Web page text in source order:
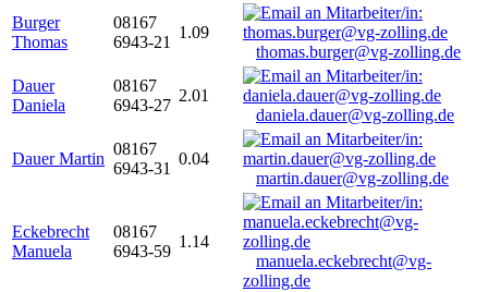
Burger
Thomas
08167
6943-21
1.09
thomas.burger@vg-zolling.de
Dauer
Daniela
08167
6943-27
2.01
daniela.dauer@vg-zolling.de
Dauer Martin
08167
6943-31
0.04
martin.dauer@vg-zolling.de
Eckebrecht
Manuela
08167
6943-59
1.14
manuela.eckebrecht@vg-
zolling.de